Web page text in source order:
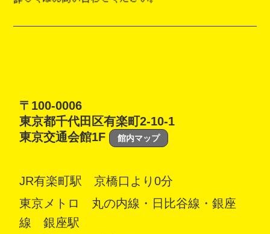
〒100-0006
東京都千代田区有楽町2-10-1
東京交通会館1F
館内マップ
JR有楽町駅 京橋口より0分
東京メトロ 丸の内線・日比谷線・銀座
線 銀座駅